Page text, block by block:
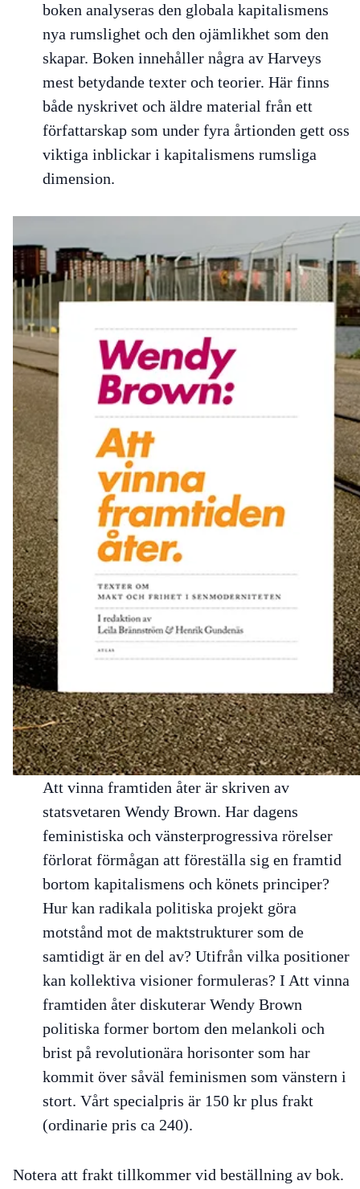
boken analyseras den globala kapitalismens
nya rumslighet och den ojämlikhet som den
skapar. Boken innehåller några av Harveys
mest betydande texter och teorier. Här finns
både nyskrivet och äldre material från ett
författarskap som under fyra årtionden gett oss
viktiga inblickar i kapitalismens rumsliga
dimension.
Att vinna framtiden återär skriven av
statsvetaren Wendy Brown. Har dagens
feministiska och vänsterprogressiva rörelser
förlorat förmågan att föreställa sig en framtid
bortom kapitalismens och könets principer?
Hur kan radikala politiska projekt göra
motstånd mot de maktstrukturer som de
samtidigt är en del av? Utifrån vilka positioner
kan kollektiva visioner formuleras? I Att vinna
framtiden åter diskuterar Wendy Brown
politiska former bortom den melankoli och
brist på revolutionära horisonter som har
kommit över såväl feminismen som vänstern i
stort. Vårt specialpris är 150 kr plus frakt
(ordinarie pris ca 240).
Notera att frakt tillkommer vid beställning av bok.